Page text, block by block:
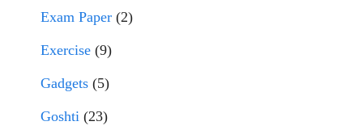
Exam Paper (2)
Exercise (9)
Gadgets (5)
Goshti (23)